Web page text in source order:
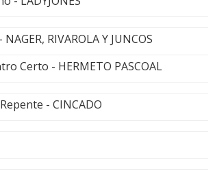
RIVAROLA Y JUNCOS
Certo - HERMETO PASCOAL
- CINCADO